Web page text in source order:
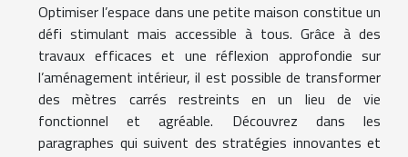
Optimiser l’espace dans une petite maison constitue un
défi stimulant mais accessible à tous. Grâce à des
travaux efficaces et une réflexion approfondie sur
l’aménagement intérieur, il est possible de transformer
des mètres carrés restreints en un lieu de vie
fonctionnel et agréable. Découvrez dans les
paragraphes qui suivent des stratégies innovantes et